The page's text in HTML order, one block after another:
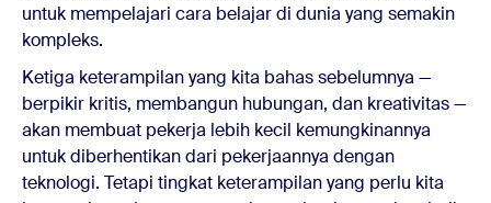
untuk mempelajari cara belajar di dunia yang semakin
kompleks.
Ketiga keterampilan yang kita bahas sebelumnya —
berpikir kritis, membangun hubungan, dan kreativitas —
akan membuat pekerja lebih kecil kemungkinannya
untuk diberhentikan dari pekerjaannya dengan
teknologi. Tetapi tingkat keterampilan yang perlu kita